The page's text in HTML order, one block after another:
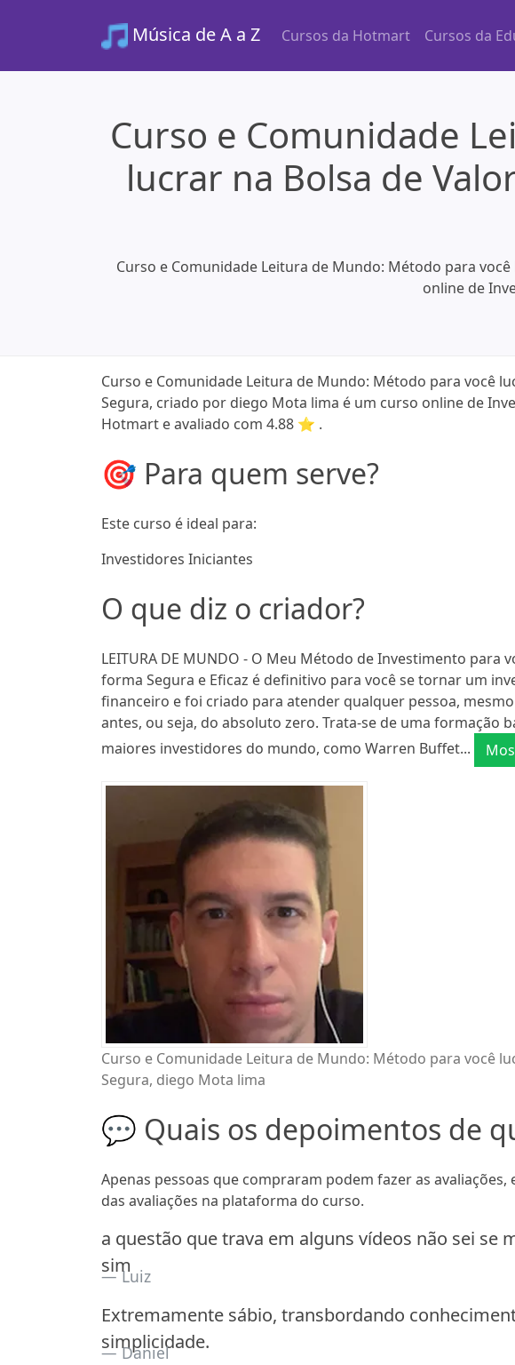
Música de A a Z Cursos da Hotmart Cursos da
Curso e Comunidade
lucrar na Bolsa de
Curso e Comunidade Leitura de Mundo: Método para
online de
Curso e Comunidade Leitura de Mundo: Método para você
Segura, criado por diego Mota lima é um curso online de
Hotmart e avaliado com 4.88 ⭐ .
🎯 Para quem serve?
Este curso é ideal para:
Investidores Iniciantes
O que diz o criador?
LEITURA DE MUNDO - O Meu Método de Investimento para
forma Segura e Eficaz é definitivo para você se tornar um
financeiro e foi criado para atender qualquer pessoa,
antes, ou seja, do absoluto zero. Trata-se de uma formação
maiores investidores do mundo, como Warren Buffet...
Curso e Comunidade Leitura de Mundo: Método para você
Segura, diego Mota lima
💬 Quais os depoimentos de
Apenas pessoas que compraram podem fazer as
das avaliações na plataforma do curso.
a questão que trava em alguns vídeos não sei se
simLuiz
Extremamente sábio, transbordando
simplicidade.
Daniel